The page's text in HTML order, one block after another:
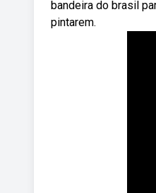
bandeira do brasil
pintarem.